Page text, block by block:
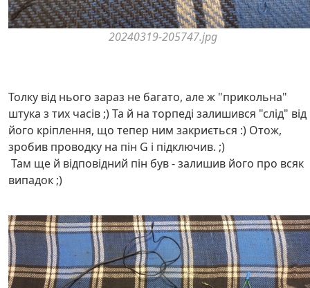
20240319-205747.jpg
Толку від нього зараз не багато, але ж "прикольна"
штука з тих часів ;) Та й на торпеді залишився "слід" від
його кріплення, що тепер ним закриється :) Отож,
зробив проводку на пін G і підключив. ;)
Там ще й відповідний пін був - залишив його про всяк
випадок ;)